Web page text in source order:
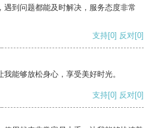
遇到问题都能及时解决，服务态度非常
支持[0] 反对[0]
能够放松身心，享受美好时光。
支持[0] 反对[0]